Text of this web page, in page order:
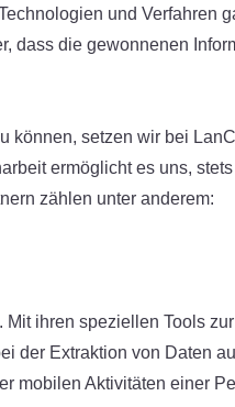
und Verfahren
dass die gewonnenen
können, setzen wir bei
ermöglicht es uns,
zählen unter anderem:
ihren speziellen Tools
der Extraktion von Daten
mobilen Aktivitäten einer